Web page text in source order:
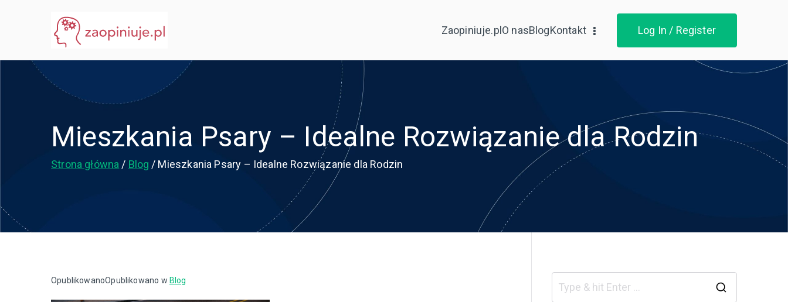
Zaopiniuje.plO nasBlogKontakt Log In / Register
Mieszkania Psary – Idealne Rozwiązanie dla Rodzin
Strona główna Blog Mieszkania Psary – Idealne Rozwiązanie dla Rodzin
OpublikowanoOpublikowano w Blog